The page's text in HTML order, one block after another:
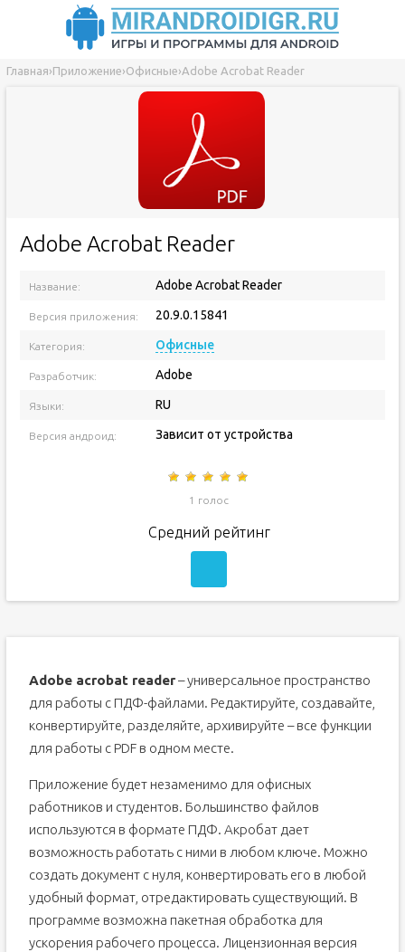
Главная›Приложение›Офисные›Adobe Acrobat Reader
Adobe Acrobat Reader
Название: Adobe Acrobat Reader
Версия приложения: 20.9.0.15841
Категория: Офисные
Разработчик: Adobe
Языки: RU
Версия андроид: Зависит от устройства
1 голос
Средний рейтинг
Adobe acrobat reader– универсальное пространство
для работы с ПДФ-файлами. Редактируйте, создавайте,
конвертируйте, разделяйте, архивируйте – все функции
для работы с PDF в одном месте.
Приложение будет незаменимо для офисных
работников и студентов. Большинство файлов
используются в формате ПДФ. Акробат дает
возможность работать с ними в любом ключе. Можно
создать документ с нуля, конвертировать его в любой
удобный формат, отредактировать существующий. В
программе возможна пакетная обработка для
ускорения рабочего процесса. Лицензионная версия